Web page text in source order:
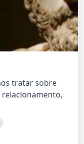
tratar sobre